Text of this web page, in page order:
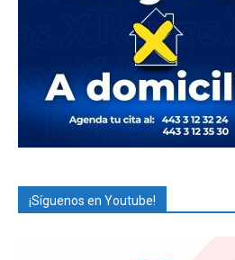
¡Síguenos en Youtube!